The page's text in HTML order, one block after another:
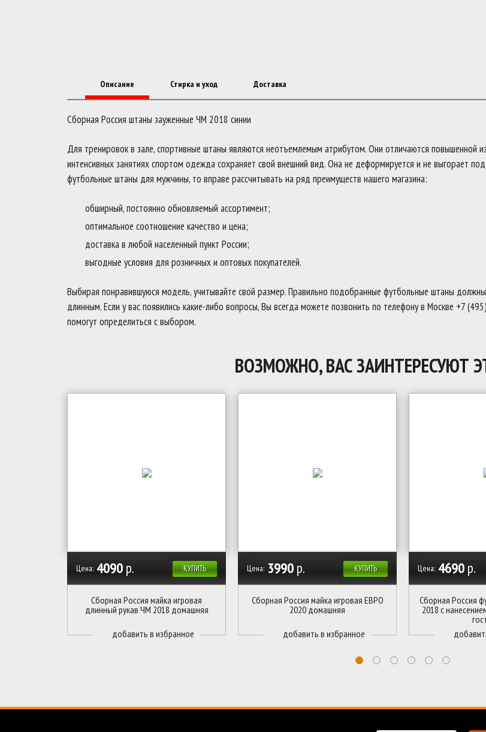
Описание Стирка и уход Доставка
Сборная Россия штаны зауженные ЧМ 2018 синии
Для тренировок в зале, спортивные штаны являются неотъемлемым атрибутом. Они отличаются повышенной
интенсивных занятиях спортом одежда сохраняет свой внешний вид. Она не деформируется и не выгорает
футбольные штаны для мужчины, то вправе рассчитывать на ряд преимуществ нашего магазина:
обширный, постоянно обновляемый ассортимент;
оптимальное соотношение качество и цена;
доставка в любой населенный пункт России;
выгодные условия для розничных и оптовых покупателей.
Выбирая понравившуюся модель, учитывайте свой размер. Правильно подобранные футбольные штаны
длинным. Если у вас появились какие-либо вопросы, Вы всегда можете позвонить по телефону в Москве +7
помогут определиться с выбором.
ВОЗМОЖНО, ВАС ЗАИНТЕРЕСУЮТ
КУПИТЬ
Цена: 4090р.
Сборная Россия майка игровая
длинный рукав ЧМ 2018 домашняя
КУПИТЬ
Цена: 3990р.
Сборная Россия майка игровая ЕВРО
2020 домашняя
Цена: 4690р.
Сборная Россия
2018 с